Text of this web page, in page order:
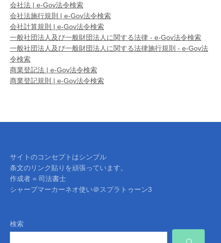
会社法 | e-Gov法令検索
会社法施行規則 | e-Gov法令検索
会社計算規則 | e-Gov法令検索
一般社団法人及び一般財団法人に関する法律 - e-Gov法令検索
一般社団法人及び一般財団法人に関する法律施行規則 - e-Gov法
令検索
商業登記法 | e-Gov法令検索
商業登記規則 | e-Gov法令検索
サイトのコンセプトはシンプル
条文のリンク貼りを頑張っています。
作成者 = 司法書士
シャープマーカーネオ使い＠スプラトゥーン3
検索